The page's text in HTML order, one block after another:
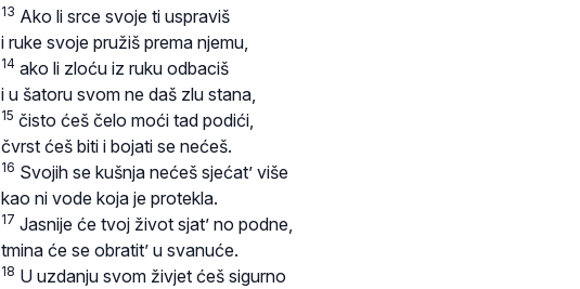
13 Ako li srce svoje ti uspraviš
i ruke svoje pružiš prema njemu,
14 ako li zloću iz ruku odbaciš
i u šatoru svom ne daš zlu stana,
15 čisto ćeš čelo moći tad podići,
čvrst ćeš biti i bojati se nećeš.
16 Svojih se kušnja nećeš sjećat’ više
kao ni vode koja je protekla.
17 Jasnije će tvoj život sjat’ no podne,
tmina će se obratit’ u svanuće.
18 U uzdanju svom živjet ćeš sigurno